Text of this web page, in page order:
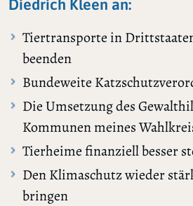
Diedrich Kleen an:
Tiertransporte in
beenden
Bundeweite
Die Umsetzung des
Kommunen meines
Tierheime finanziell besser
Den Klimaschutz wieder
bringen